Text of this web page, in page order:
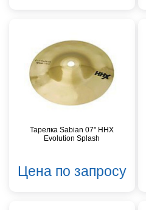
Тарелка Sabian 07" HHX
Evolution Splash
Цена по запросу